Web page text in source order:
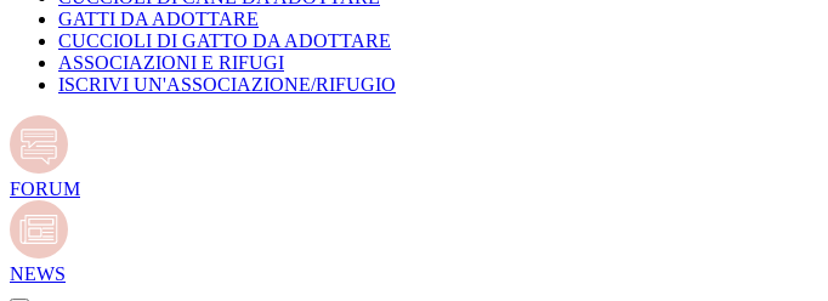
GATTI DA ADOTTARE
CUCCIOLI DI GATTO DA ADOTTARE
ASSOCIAZIONI E RIFUGI
ISCRIVI UN'ASSOCIAZIONE/RIFUGIO
FORUM
NEWS